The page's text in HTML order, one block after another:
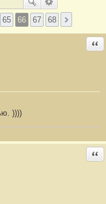
65 66 67 68
))))